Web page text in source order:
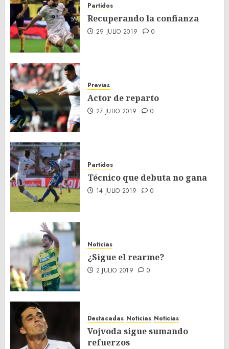
Partidos
Recuperando la confianza
29 JULIO 2019 0
Previas
Actor de reparto
27 JULIO 2019 0
Partidos
Técnico que debuta no gana
14 JULIO 2019 0
Noticias
¿Sigue el rearme?
2 JULIO 2019 0
Destacadas Noticias Noticias
Vojvoda sigue sumando
refuerzos